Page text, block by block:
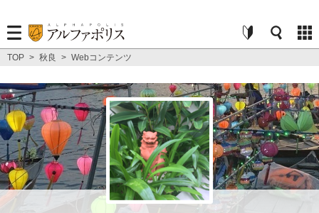
TOP > 秋良 > Webコンテンツ